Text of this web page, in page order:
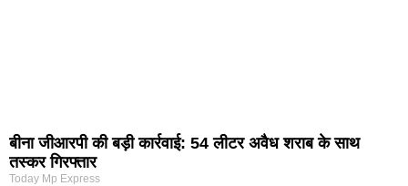
बीना जीआरपी की बड़ी कार्रवाई: 54 लीटर अवैध शराब के साथ
तस्कर गिरफ्तार
Today Mp Express